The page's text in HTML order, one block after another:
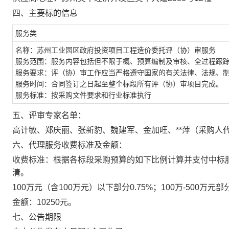
四、主要标的信息
服务类
名称：苏州工业园区政府投资项目工程造价委托评（协）审服务
服务范围：服务内容包括但不限于概、预算编制及审核、全过程跟
服务要求：评（协）审工作应当严格遵守国家的有关法律、法规、
服务时间：合同签订之日起至整个标段所有评（协）审项目完成。
服务标准：按采购文件要求和行业标准执行
五、评审专家名单：
高计敏、郑庆丽、张新豹、魏建军、金加旺、**萍（采购人
六、代理服务收费标准及金额：
收费标准：根据各标段采购预算的如下比例 计算并支付中标
清。
100万元（含100万元）以下部分0.75%；100万-500万元部
金额 ：10250元。
七、公告期限